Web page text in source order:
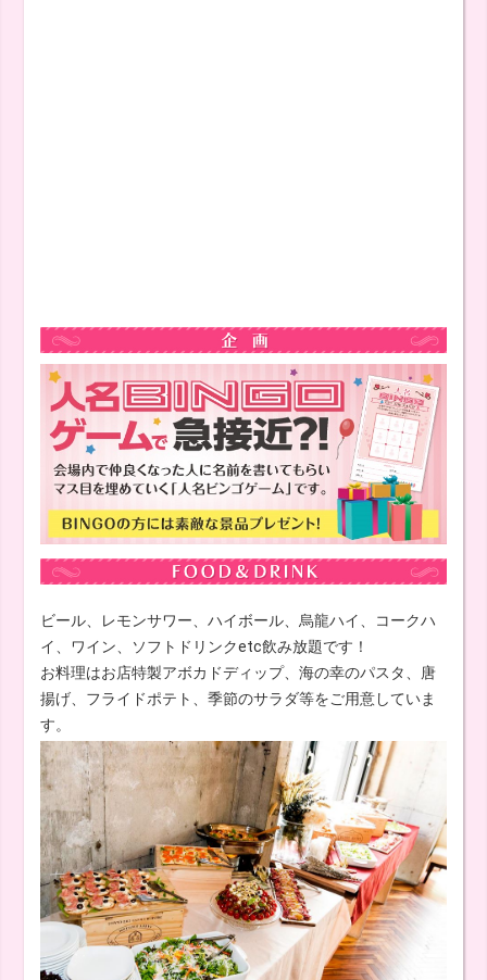
ビール、レモンサワー、ハイボール、烏龍ハイ、コークハ
イ、ワイン、ソフトドリンクetc飲み放題です！
お料理はお店特製アボカドディップ、海の幸のパスタ、唐
揚げ、フライドポテト、季節のサラダ等をご用意していま
す。